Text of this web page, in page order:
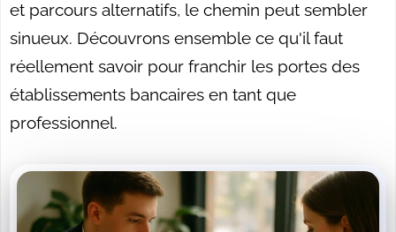
et parcours alternatifs, le chemin peut sembler
sinueux. Découvrons ensemble ce qu'il faut
réellement savoir pour franchir les portes des
établissements bancaires en tant que
professionnel.